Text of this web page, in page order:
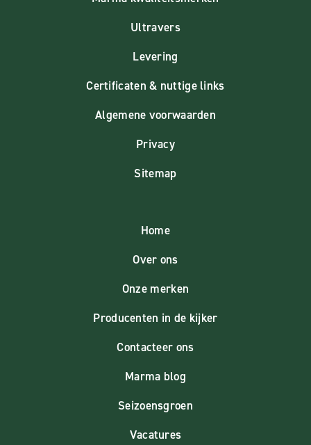
Ultravers
Levering
Certificaten & nuttige links
Algemene voorwaarden
Privacy
Sitemap
Home
Over ons
Onze merken
Producenten in de kijker
Contacteer ons
Marma blog
Seizoensgroen
Vacatures